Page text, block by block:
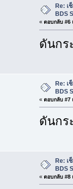
Re:
BDS
« ตอบกลับ #6
ดันกร
Re: เ
BDS
« ตอบกลับ #7
ดันกร
Re: เ
BDS
« ตอบกลับ #8